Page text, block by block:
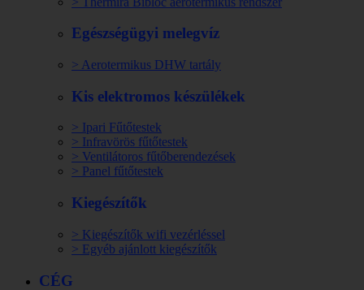
Egészségügyi melegvíz
> Aerotermikus DHW tartály
Kis elektromos készülékek
> Ipari Fűtőtestek
> Infravörös fűtőtestek
> Ventilátoros fűtőberendezések
> Panel fűtőtestek
Kiegészítők
> Kiegészítők wifi vezérléssel
> Egyéb ajánlott kiegészítők
CÉG